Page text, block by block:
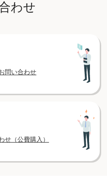
わせ
問い合わせ
せ（公費購入）